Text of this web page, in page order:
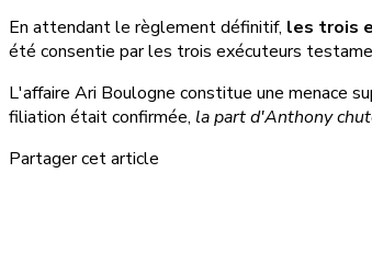
En attendant le règlement définitif, les trois
été consentie par les trois exécuteurs
L'affaire Ari Boulogne constitue une menace
filiation était confirmée, la part d'Anthony
Partager cet article